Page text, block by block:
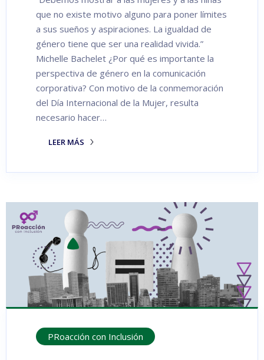
que no existe motivo alguno para poner límites
a sus sueños y aspiraciones. La igualdad de
género tiene que ser una realidad vivida.”
Michelle Bachelet ¿Por qué es importante la
perspectiva de género en la comunicación
corporativa? Con motivo de la conmemoración
del Día Internacional de la Mujer, resulta
necesario hacer…
LEER MÁS
PRoacción con Inclusión